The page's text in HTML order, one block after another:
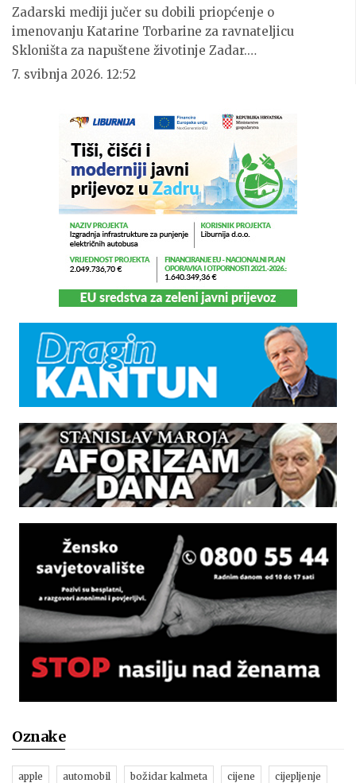
Zadarski mediji jučer su dobili priopćenje o
imenovanju Katarine Torbarine za ravnateljicu
Skloništa za napuštene životinje Zadar.…
7. svibnja 2026. 12:52
Oznake
apple automobil božidar kalmeta cijene cijepljenje